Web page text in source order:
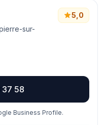
sur-
5,0
37 58
Business Profile.